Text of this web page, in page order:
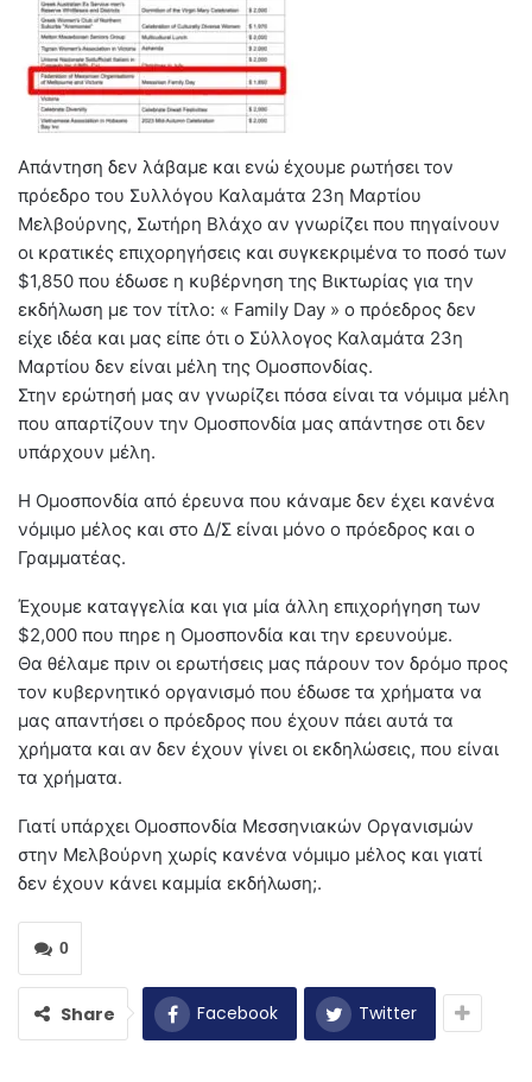
Απάντηση δεν λάβαμε και ενώ έχουμε ρωτήσει τον
πρόεδρο του Συλλόγου Καλαμάτα 23η Μαρτίου
Μελβούρνης, Σωτήρη Βλάχο αν γνωρίζει που πηγαίνουν
οι κρατικές επιχορηγήσεις και συγκεκριμένα το ποσό των
$1,850 που έδωσε η κυβέρνηση της Βικτωρίας για την
εκδήλωση με τον τίτλο: « Family Day » ο πρόεδρος δεν
είχε ιδέα και μας είπε ότι o Σύλλογος Καλαμάτα 23η
Μαρτίου δεν είναι μέλη της Ομοσπονδίας.
Στην ερώτησή μας αν γνωρίζει πόσα είναι τα νόμιμα μέλη
που απαρτίζουν την Ομοσπονδία μας απάντησε οτι δεν
υπάρχουν μέλη.
Η Ομοσπονδία από έρευνα που κάναμε δεν έχει κανένα
νόμιμο μέλος και στο Δ/Σ είναι μόνο ο πρόεδρος και ο
Γραμματέας.
Έχουμε καταγγελία και για μία άλλη επιχορήγηση των
$2,000 που πηρε η Ομοσπονδία και την ερευνούμε.
Θα θέλαμε πριν οι ερωτήσεις μας πάρουν τον δρόμο προς
τον κυβερνητικό οργανισμό που έδωσε τα χρήματα να
μας απαντήσει ο πρόεδρος που έχουν πάει αυτά τα
χρήματα και αν δεν έχουν γίνει οι εκδηλώσεις, που είναι
τα χρήματα.
Γιατί υπάρχει Ομοσπονδία Μεσσηνιακών Οργανισμών
στην Μελβούρνη χωρίς κανένα νόμιμο μέλος και γιατί
δεν έχουν κάνει καμμία εκδήλωση;.
0
Share Facebook Twitter